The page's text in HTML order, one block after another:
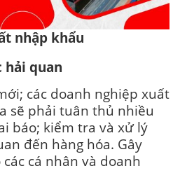
nhập khẩu
hải quan
các doanh nghiệp xuất
sẽ phải tuân thủ nhiều
báo; kiểm tra và xử lý
đến hàng hóa. Gây
cá nhân và doanh